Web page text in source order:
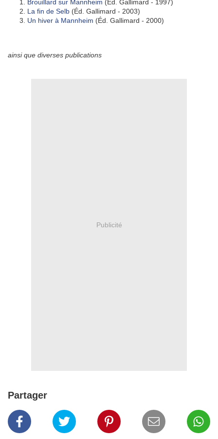
Brouillard sur Mannheim (Éd. Gallimard - 1997)
La fin de Selb (Éd. Gallimard - 2003)
Un hiver à Mannheim (Éd. Gallimard - 2000)
ainsi que diverses publications
Publicité
Partager